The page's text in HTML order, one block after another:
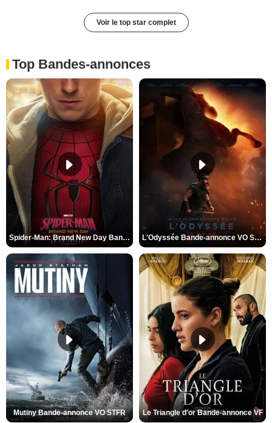
Voir le top star complet
Top Bandes-annonces
Spider-Man: Brand New Day Bande-annonce VO STFR L'Odyssée Bande-annonce VO STFR
Mutiny Bande-annonce VO STFR Le Triangle d'or Bande-annonce VF